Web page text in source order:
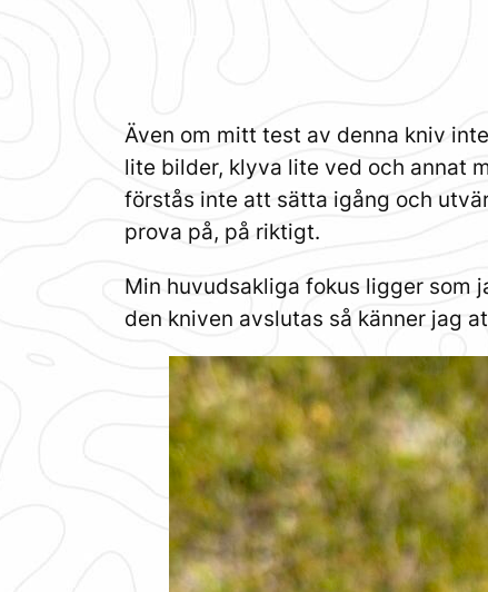
Även om mitt test av denna kniv
lite bilder, klyva lite ved och annat
förstås inte att sätta igång och
prova på, på riktigt.
Min huvudsakliga fokus ligger som
den kniven avslutas så känner jag